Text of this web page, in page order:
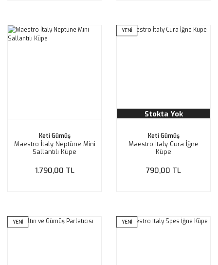
Keti Gümüş
Maestro İtaly Neptüne Mini
Sallantılı Küpe
1.790,00 TL
YENİ
Stokta Yok
Keti Gümüş
Maestro İtaly Cura İğne
Küpe
790,00 TL
YENİ YENİ